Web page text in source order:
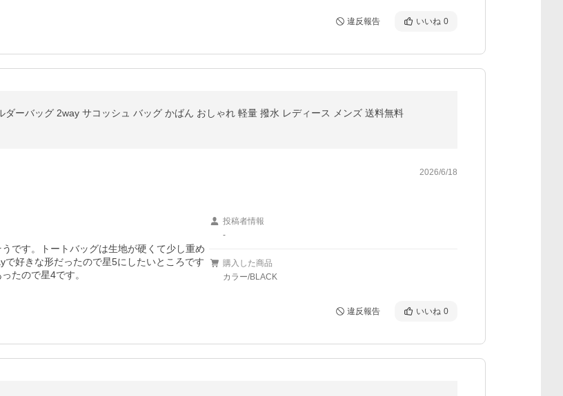
違反報告 いいね 0
ーバッグ 2way サコッシュ バッグ かばん おしゃれ 軽量 撥水 レディース メンズ 送料無料
2026/6/18
です。トートバッグは生地が硬くて少し重め
好きな形だったので星5にしたいところです
たので星4です。
投稿者情報
-
購入した商品
カラー/BLACK
違反報告 いいね 0